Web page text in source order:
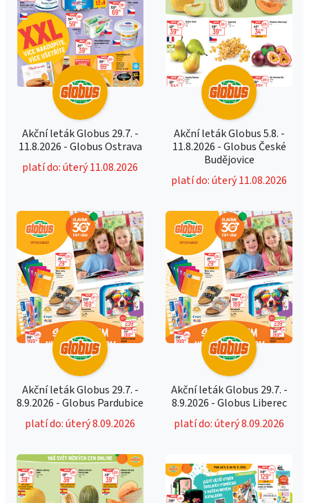
Akční leták Globus 29.7. -
11.8.2026 - Globus Ostrava
platí do: úterý 11.08.2026
Akční leták Globus 5.8. -
11.8.2026 - Globus České
Budějovice
platí do: úterý 11.08.2026
Akční leták Globus 29.7. -
8.9.2026 - Globus Pardubice
platí do: úterý 8.09.2026
Akční leták Globus 29.7. -
8.9.2026 - Globus Liberec
platí do: úterý 8.09.2026